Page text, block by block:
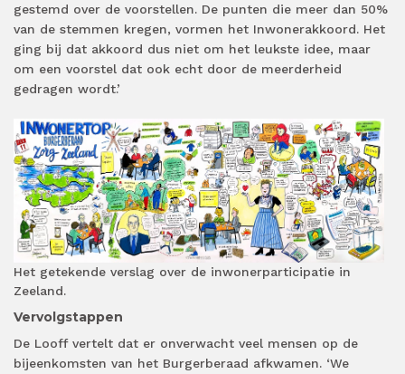
gestemd over de voorstellen. De punten die meer dan 50%
van de stemmen kregen, vormen het Inwonerakkoord. Het
ging bij dat akkoord dus niet om het leukste idee, maar
om een voorstel dat ook echt door de meerderheid
gedragen wordt.’
Het getekende verslag over de inwonerparticipatie in
Zeeland.
Vervolgstappen
De Looff vertelt dat er onverwacht veel mensen op de
bijeenkomsten van het Burgerberaad afkwamen. ‘We